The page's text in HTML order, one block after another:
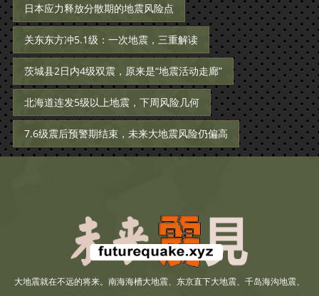
日本应力释放分散期的地震风险点
关东东方冲5.1级：一次地震，三重解读
茨城县2日内4级双震，原来是“地震活动走廊”
北海道连发5级以上地震，下周风险几何
7.6级震后预警期结束，未来大地震风险仍偏高
大地震就在不远的将来。南海海槽大地震、东京直下大地震、千岛海沟地震、